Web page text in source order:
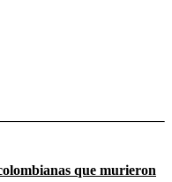
que murieron